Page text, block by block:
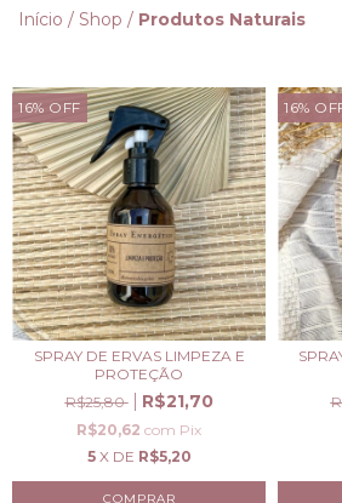
Início / Shop / Produtos Naturais
16% OFF
SPRAY DE ERVAS LIMPEZA E
PROTEÇÃO
R$25,80
R$21,70
R$20,62 com Pix
5 X DE R$5,20
16%